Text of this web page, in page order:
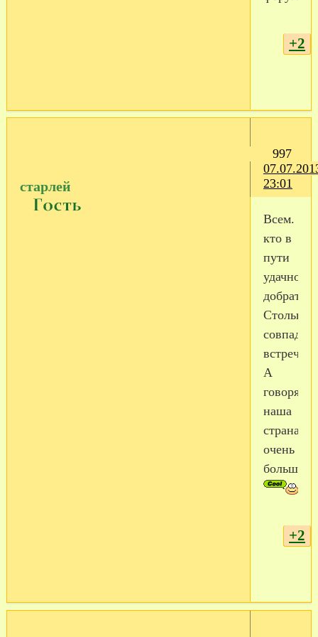
+2
997
23:01
старлей
Всем.
кто в
пути
удачно
Столько
встреч!
А
говорят
наша
страна
очень
большая!
+2